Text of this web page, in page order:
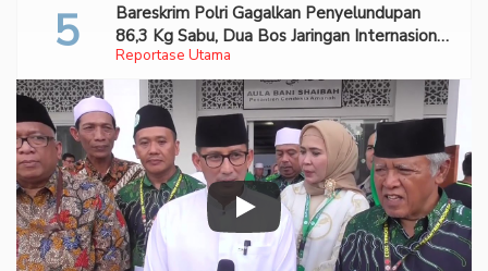
Reportase Utama
Bareskrim Polri Gagalkan Penyelundupan
86,3 Kg Sabu, Dua Bos Jaringan Internasional
Diburu